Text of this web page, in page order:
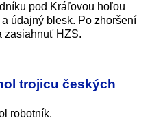
pod Kráľovou hoľou
údajný blesk. Po zhoršení
zasiahnuť HZS.
trojicu českých
robotník.